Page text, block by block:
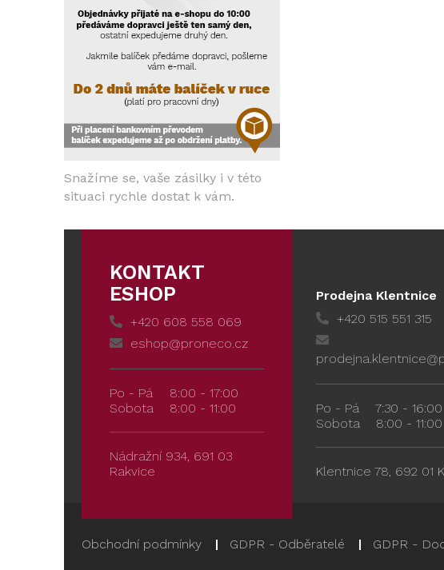
Snažíme se, vaše zásilky i v této
situaci rychle dostat k vám.
KONTAKT
ESHOP
+420 608 558 069
eshop@proneco.cz
Po - Pá
8:00 - 17:00
Sobota
8:00 - 11:00
Nádražní 934, 691 03
Rakvice
Prodejna Klentnice
+420 515 551 315
Po - Pá
7:30 - 16:00
Sobota
8:00 - 11:00
Klentnice 78, 692 01
Obchodní podmínky GDPR - Odběratelé GDPR -